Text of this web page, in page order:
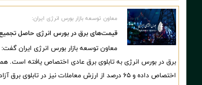
معاون توسعه بازار بورس انرژی ایران:
قیمت‌های برق در بورس انرژی حاصل
اختصاص داده و ۶۵ درصد از ارزش معاملات نیز در تابلوی برق آزاد ثبت شده است.